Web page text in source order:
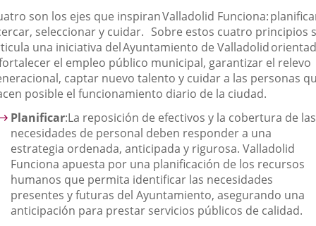
son los ejes que inspiranValladolid Funciona:
seleccionar y cuidar. Sobre estos cuatro principios
una iniciativa delAyuntamiento de Valladolid
el empleo público municipal, garantizar el relevo
captar nuevo talento y cuidar a las personas
posible el funcionamiento diario de la ciudad.
Planificar:La reposición de efectivos y la cobertura de las
necesidades de personal deben responder a una
estrategia ordenada, anticipada y rigurosa. Valladolid
Funciona apuesta por una planificación de los recursos
humanos que permita identificar las necesidades
presentes y futuras del Ayuntamiento, asegurando una
anticipación para prestar servicios públicos de calidad.